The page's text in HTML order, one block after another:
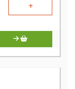
+